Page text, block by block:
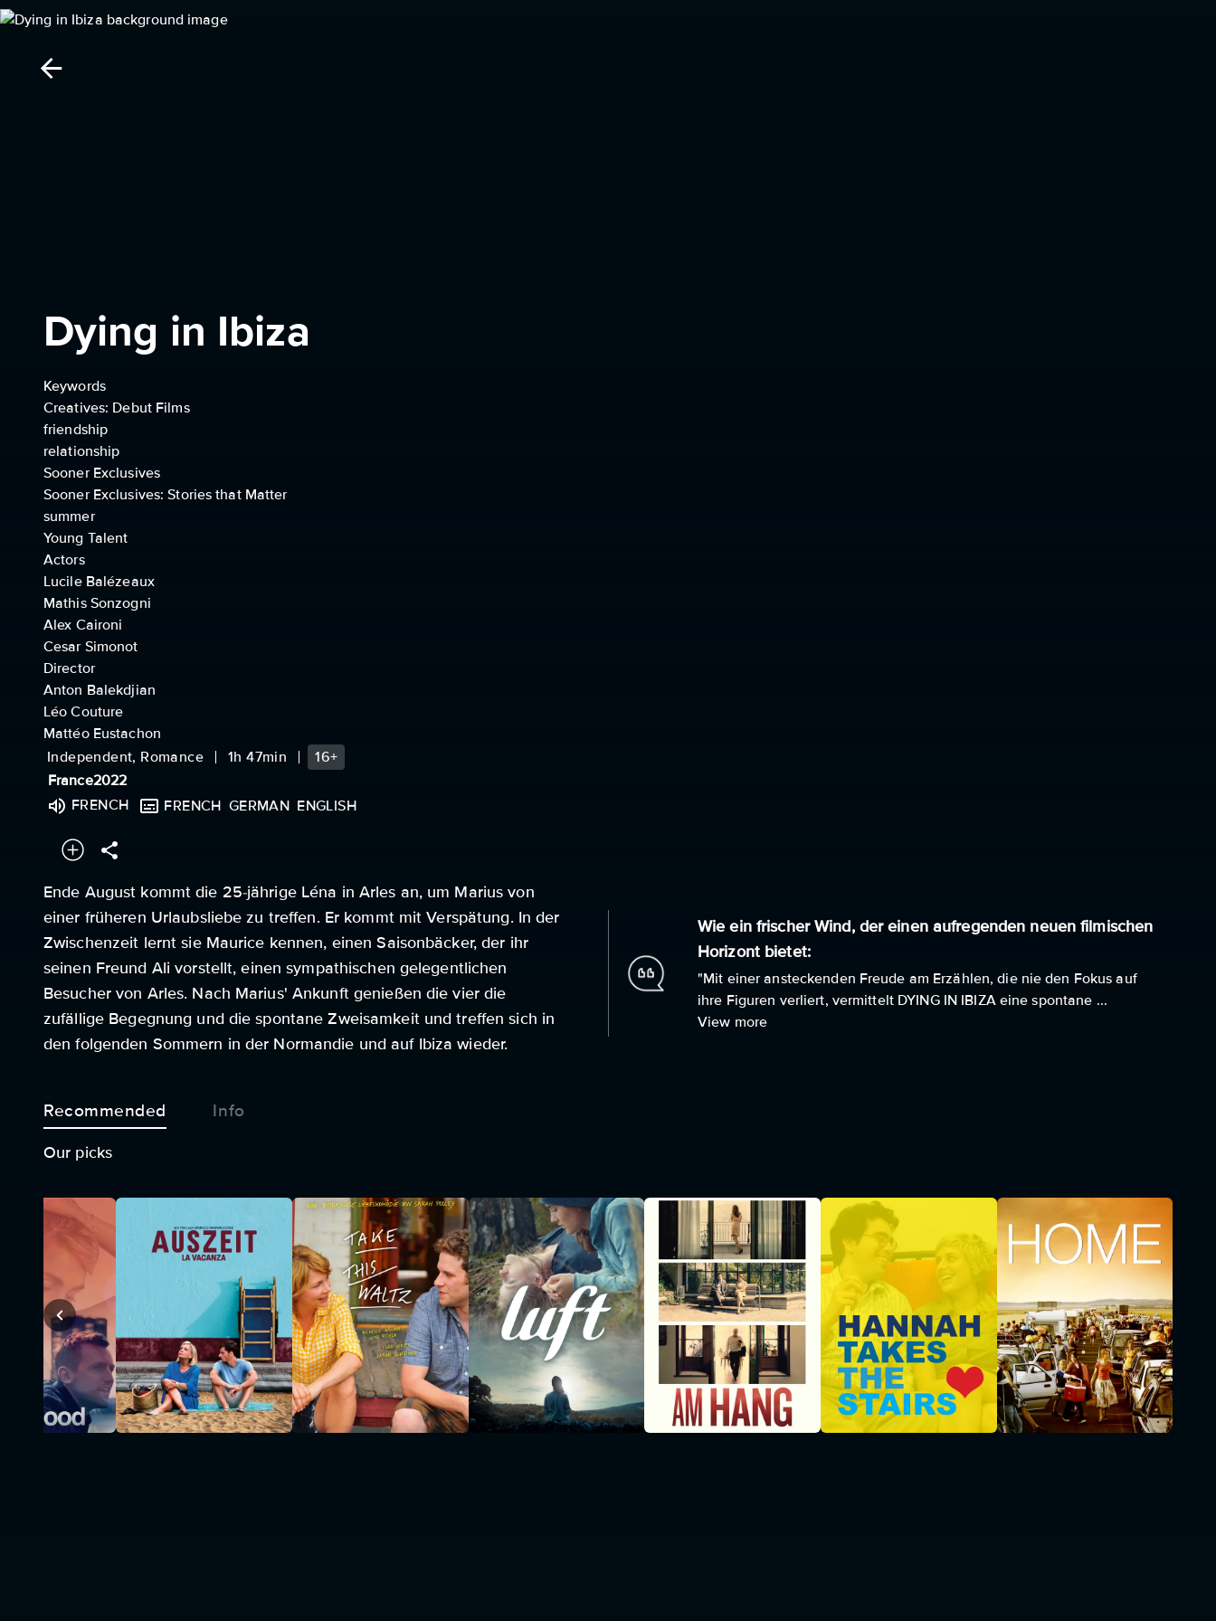
Dying in Ibiza
Keywords
Creatives: Debut Films
friendship
relationship
Sooner Exclusives
Sooner Exclusives: Stories that Matter
summer
Young Talent
Actors
Lucile Balézeaux
Mathis Sonzogni
Alex Caironi
Cesar Simonot
Director
Anton Balekdjian
Léo Couture
Mattéo Eustachon
Independent, Romance
1h 47min
16+
France2022
FRENCH
FRENCH GERMAN ENGLISH
Ende August kommt die 25-jährige Léna in Arles an, um Marius von
einer früheren Urlaubsliebe zu treffen. Er kommt mit Verspätung. In der
Zwischenzeit lernt sie Maurice kennen, einen Saisonbäcker, der ihr
seinen Freund Ali vorstellt, einen sympathischen gelegentlichen
Besucher von Arles. Nach Marius' Ankunft genießen die vier die
zufällige Begegnung und die spontane Zweisamkeit und treffen sich in
den folgenden Sommern in der Normandie und auf Ibiza wieder.
Wie ein frischer Wind, der einen aufregenden neuen filmischen
Horizont bietet:
"Mit einer ansteckenden Freude am Erzählen, die nie den Fokus auf
ihre Figuren verliert, vermittelt DYING IN IBIZA eine spontane ...
View more
Recommended Info
Our picks